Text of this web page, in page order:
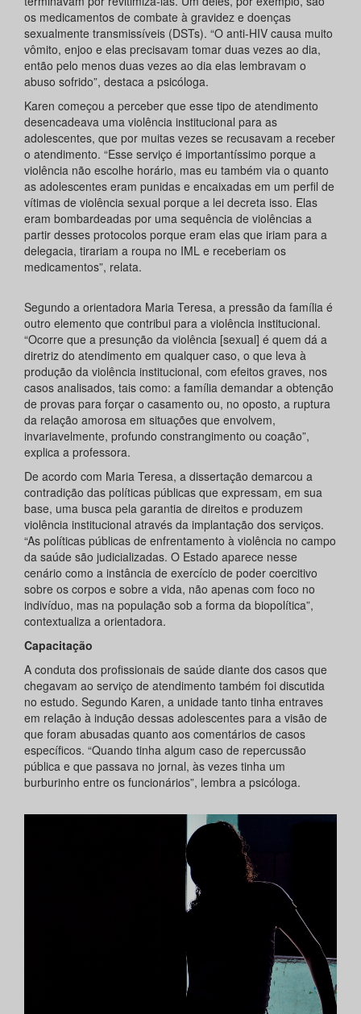
os medicamentos de combate à gravidez e doenças
sexualmente transmissíveis (DSTs). “O anti-HIV causa muito
vômito, enjoo e elas precisavam tomar duas vezes ao dia,
então pelo menos duas vezes ao dia elas lembravam o
abuso sofrido”, destaca a psicóloga.
Karen começou a perceber que esse tipo de atendimento
desencadeava uma violência institucional para as
adolescentes, que por muitas vezes se recusavam a receber
o atendimento. “Esse serviço é importantíssimo porque a
violência não escolhe horário, mas eu também via o quanto
as adolescentes eram punidas e encaixadas em um perfil de
vítimas de violência sexual porque a lei decreta isso. Elas
eram bombardeadas por uma sequência de violências a
partir desses protocolos porque eram elas que iriam para a
delegacia, tirariam a roupa no IML e receberiam os
medicamentos”, relata.
Segundo a orientadora Maria Teresa, a pressão da família é
outro elemento que contribui para a violência institucional.
“Ocorre que a presunção da violência [sexual] é quem dá a
diretriz do atendimento em qualquer caso, o que leva à
produção da violência institucional, com efeitos graves, nos
casos analisados, tais como: a família demandar a obtenção
de provas para forçar o casamento ou, no oposto, a ruptura
da relação amorosa em situações que envolvem,
invariavelmente, profundo constrangimento ou coação”,
explica a professora.
De acordo com Maria Teresa, a dissertação demarcou a
contradição das políticas públicas que expressam, em sua
base, uma busca pela garantia de direitos e produzem
violência institucional através da implantação dos serviços.
“As políticas públicas de enfrentamento à violência no campo
da saúde são judicializadas. O Estado aparece nesse
cenário como a instância de exercício de poder coercitivo
sobre os corpos e sobre a vida, não apenas com foco no
indivíduo, mas na população sob a forma da biopolítica”,
contextualiza a orientadora.
Capacitação
A conduta dos profissionais de saúde diante dos casos que
chegavam ao serviço de atendimento também foi discutida
no estudo. Segundo Karen, a unidade tanto tinha entraves
em relação à indução dessas adolescentes para a visão de
que foram abusadas quanto aos comentários de casos
específicos. “Quando tinha algum caso de repercussão
pública e que passava no jornal, às vezes tinha um
burburinho entre os funcionários”, lembra a psicóloga.